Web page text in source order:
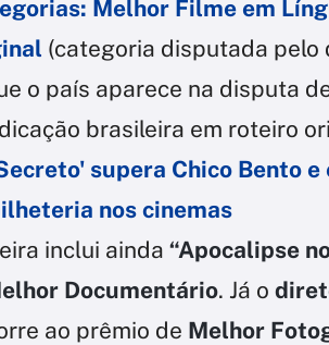
Melhor Filme em
(categoria disputada pelo
o país aparece na disputa
brasileira em roteiro
supera Chico Bento
nos cinemas
inclui ainda “Apocalipse
Documentário. Já o
ao prêmio de Melhor